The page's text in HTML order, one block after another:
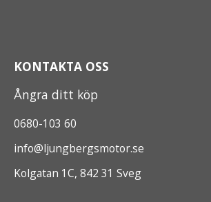
KONTAKTA OSS
Ångra ditt köp
0680-103 60
info@ljungbergsmotor.se
Kolgatan 1C, 842 31 Sveg